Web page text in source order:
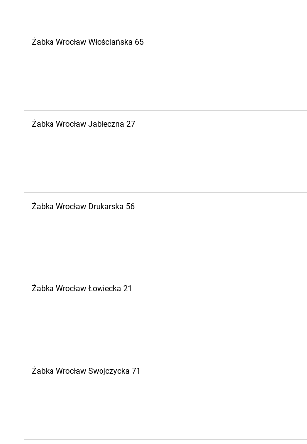
Żabka Wrocław Włościańska 65
Żabka Wrocław Jabłeczna 27
Żabka Wrocław Drukarska 56
Żabka Wrocław Łowiecka 21
Żabka Wrocław Swojczycka 71